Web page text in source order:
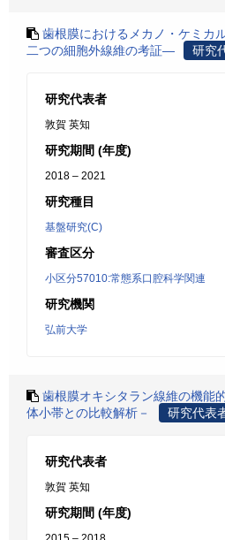
歯根膜におけるメカノ・ケミカ
二つの細胞外線維の考証―
研究
研究代表者
敦賀 英知
研究期間 (年度)
2018 – 2021
研究種目
基盤研究(C)
審査区分
小区分57010:常態系口腔科学関連
研究機関
弘前大学
歯根膜オキシタラン線維の機能
体小帯との比較解析－
研究代表
研究代表者
敦賀 英知
研究期間 (年度)